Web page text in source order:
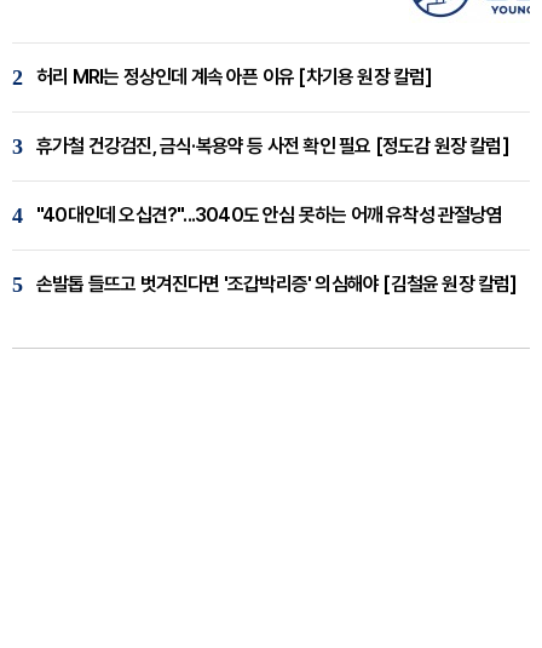
2 허리 MRI는 정상인데 계속 아픈 이유 [차기용 원장 칼럼]
3 휴가철 건강검진, 금식·복용약 등 사전 확인 필요 [정도감 원장 칼럼]
4 "40대인데 오십견?"...3040도 안심 못하는 어깨 유착성 관절낭염
5 손발톱 들뜨고 벗겨진다면 '조갑박리증' 의심해야 [김철윤 원장 칼럼]